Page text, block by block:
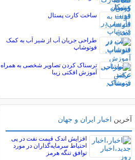
ساخت كارت پستال
طراحی جریان آب از شیر آب به کمک
فوتوشاپ
ترسناک کردن تصاویر شخصی به همراه
آموزش افکتی زیبا
آخرین اخبار ایران و جهان
افزایش اندک قیمت نفت در پی
احتیاط سرمایه‌گذاران در مورد
توافق تنگه هرمز